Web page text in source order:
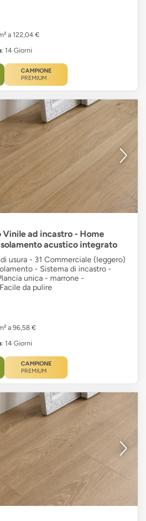
a 122,04 €
: 14 Giorni
CAMPIONE
PREMIUM
Vinile ad incastro - Home
acustico integrato
usura - 31 Commerciale (leggero)
- Sistema di incastro -
unica - marrone -
da pulire
a 96,58 €
: 14 Giorni
CAMPIONE
PREMIUM